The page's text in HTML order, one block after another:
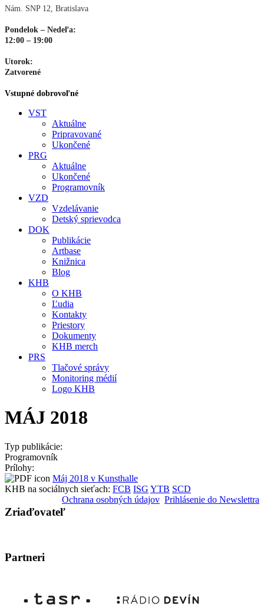
Nám. SNP 12, Bratislava
Pondelok – Nedeľa:
12:00 – 19:00
Utorok:
Zatvorené
Vstupné dobrovoľné
VST
Aktuálne
Pripravované
Ukončené
PRG
Aktuálne
Ukončené
Programovník
VZD
Vzdelávanie
Detský sprievodca
DOK
Publikácie
Artbase
Knižnica
Blog
KHB
O KHB
Ľudia
Kontakty
Priestory
Dokumenty
KHB merch
PRS
Tlačové správy
Monitoring médií
Logo KHB
MÁJ 2018
Typ publikácie:
Programovník
Prílohy:
Máj 2018 v Kunsthalle
KHB na sociálnych sieťach: FCB ISG YTB SCD
Prihlásenie do Newslettra
Ochrana osobných údajov
Zriaďovateľ
Partneri